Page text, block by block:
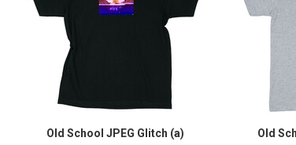
Old School JPEG Glitch (a) Old